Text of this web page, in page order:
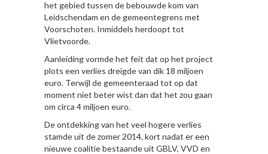
het gebied tussen de bebouwde kom van
Leidschendam en de gemeentegrens met
Voorschoten. Inmiddels herdoopt tot
Vlietvoorde.
Aanleiding vormde het feit dat op het project
plots een verlies dreigde van dik 18 miljoen
euro. Terwijl de gemeenteraad tot op dat
moment niet beter wist dan dat het zou gaan
om circa 4 miljoen euro.
De ontdekking van het veel hogere verlies
stamde uit de zomer 2014, kort nadat er een
nieuwe coalitie bestaande uit GBLV, VVD en